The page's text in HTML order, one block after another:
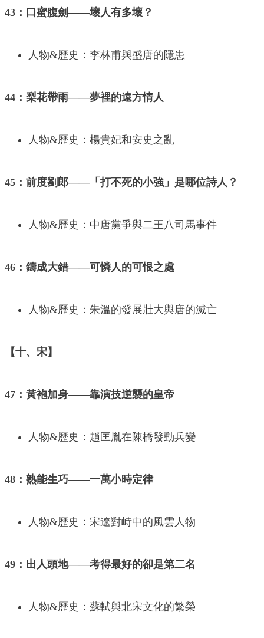
43：口蜜腹劍——壞人有多壞？
人物&歷史：李林甫與盛唐的隱患
44：梨花帶雨——夢裡的遠方情人
人物&歷史：楊貴妃和安史之亂
45：前度劉郎——「打不死的小強」是哪位詩人？
人物&歷史：中唐黨爭與二王八司馬事件
46：鑄成大錯——可憐人的可恨之處
人物&歷史：朱溫的發展壯大與唐的滅亡
【十、宋】
47：黃袍加身——靠演技逆襲的皇帝
人物&歷史：趙匡胤在陳橋發動兵變
48：熟能生巧——一萬小時定律
人物&歷史：宋遼對峙中的風雲人物
49：出人頭地——考得最好的卻是第二名
人物&歷史：蘇軾與北宋文化的繁榮